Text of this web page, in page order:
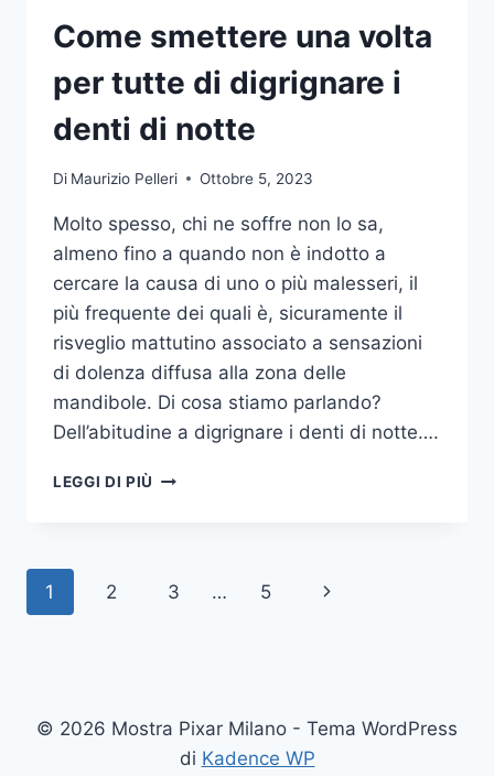
Come smettere una volta
per tutte di digrignare i
denti di notte
Di Maurizio Pelleri Ottobre 5, 2023
Molto spesso, chi ne soffre non lo sa,
almeno fino a quando non è indotto a
cercare la causa di uno o più malesseri, il
più frequente dei quali è, sicuramente il
risveglio mattutino associato a sensazioni
di dolenza diffusa alla zona delle
mandibole. Di cosa stiamo parlando?
Dell’abitudine a digrignare i denti di notte….
LEGGI DI PIÙ COME
TUTTE
NOTTE
Navigazione
1 2 3 … 5
Pagina
© 2026 Mostra Pixar Milano - Tema WordPress
di Kadence WP